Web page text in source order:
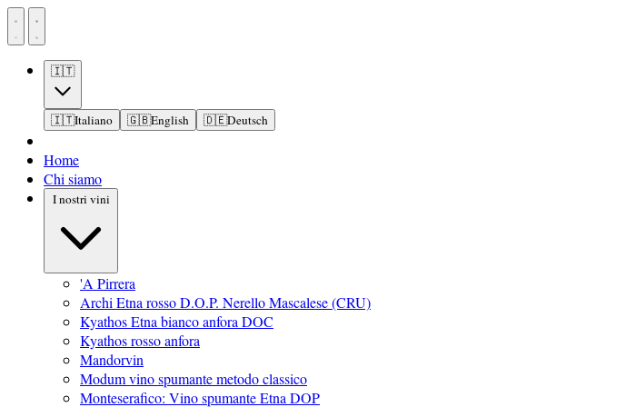
🇮🇹
🇮🇹Italiano 🇬🇧English 🇩🇪Deutsch
Home
Chi siamo
I nostri vini
'A Pirrera
Archi Etna rosso D.O.P. Nerello Mascalese (CRU)
Kyathos Etna bianco anfora DOC
Kyathos rosso anfora
Mandorvin
Modum vino spumante metodo classico
Monteserafico: Vino spumante Etna DOP